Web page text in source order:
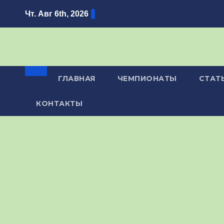
Чт. Авг 6th, 2026
ГЛАВНАЯ ЧЕМПИОНАТЫ
КОНТАКТЫ